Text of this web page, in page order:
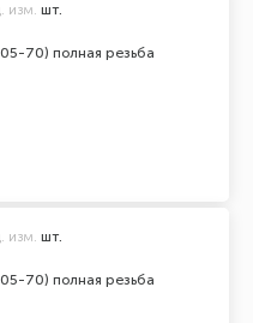
70) полная резьба
изм. шт.
70) полная резьба
изм. шт.